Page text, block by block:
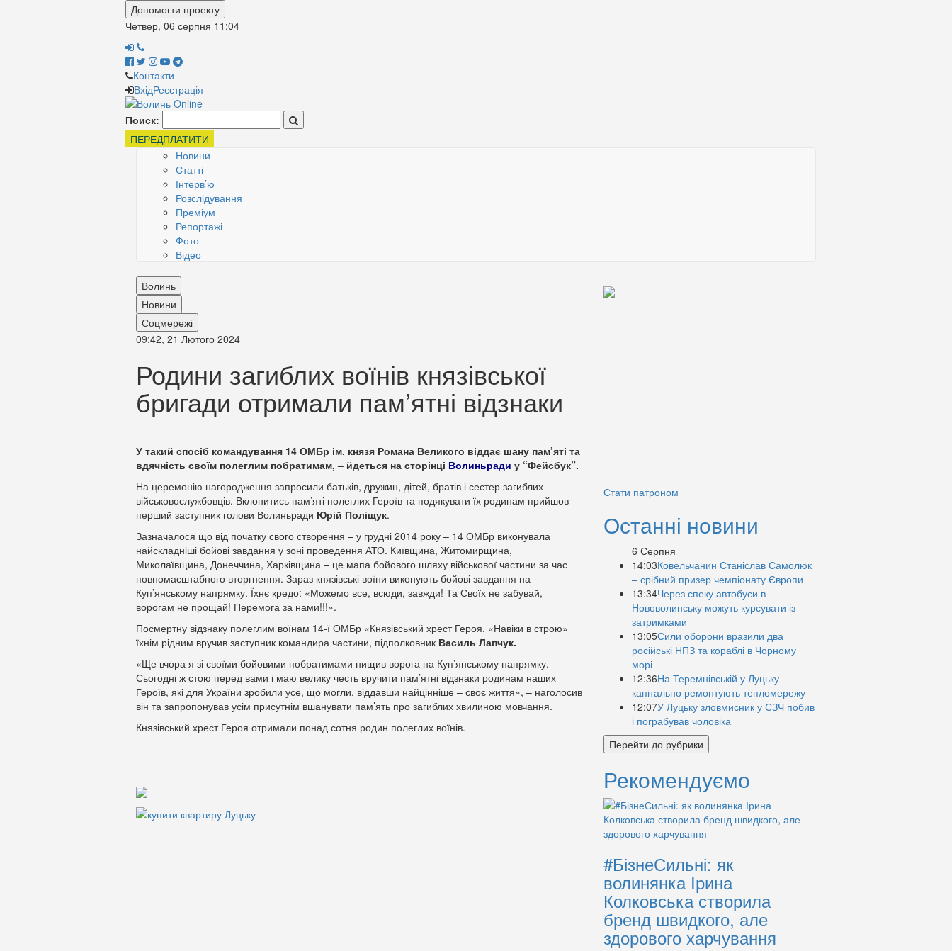
Допомогти проекту
Четвер, 06 серпня 11:04
Контакти
ВхідРеєстрація
Поиск:
ПЕРЕДПЛАТИТИ
Новини
Статті
Інтерв’ю
Розслідування
Преміум
Репортажі
Фото
Відео
Волинь
Новини
Соцмережі
09:42, 21 Лютого 2024
Родини загиблих воїнів князівської
бригади отримали пам’ятні відзнаки
У такий спосіб командування 14 ОМБр ім. князя Романа Великого віддає шану пам’яті та
вдячність своїм полеглим побратимам, – йдеться на сторінці Волиньради у “Фейсбук”.
На церемонію нагородження запросили батьків, дружин, дітей, братів і сестер загиблих
військовослужбовців. Вклонитись пам’яті полеглих Героїв та подякувати їх родинам прийшов
перший заступник голови Волиньради Юрій Поліщук.
Зазначалося що від початку свого створення – у грудні 2014 року – 14 ОМБр виконувала
найскладніші бойові завдання у зоні проведення АТО. Київщина, Житомирщина,
Миколаївщина, Донеччина, Харківщина – це мапа бойового шляху військової частини за час
повномасштабного вторгнення. Зараз князівські воїни виконують бойові завдання на
Куп’янському напрямку. Їхнє кредо: «Можемо все, всюди, завжди! Та Своїх не забувай,
ворогам не прощай! Перемога за нами!!!».
Посмертну відзнаку полеглим воїнам 14-ї ОМБр «Князівський хрест Героя. «Навіки в строю»
їхнім рідним вручив заступник командира частини, підполковник Василь Лапчук.
«Ще вчора я зі своїми бойовими побратимами нищив ворога на Куп’янському напрямку.
Сьогодні ж стою перед вами і маю велику честь вручити пам’ятні відзнаки родинам наших
Героїв, які для України зробили усе, що могли, віддавши найцінніше – своє життя», – наголосив
він та запропонував усім присутнім вшанувати пам’ять про загиблих хвилиною мовчання.
Князівський хрест Героя отримали понад сотня родин полеглих воїнів.
Стати патроном
Останні новини
6 Серпня
14:03Ковельчанин Станіслав Самолюк
– срібний призер чемпіонату Європи
13:34Через спеку автобуси в
Нововолинську можуть курсувати із
затримками
13:05Сили оборони вразили два
російські НПЗ та кораблі в Чорному
морі
12:36На Теремнівській у Луцьку
капітально ремонтують тепломережу
12:07У Луцьку зловмисник у СЗЧ побив
і пограбував чоловіка
Перейти до рубрики
Рекомендуємо
#БізнеСильні: як
волинянка Ірина
Колковська створила
бренд швидкого, але
здорового харчування